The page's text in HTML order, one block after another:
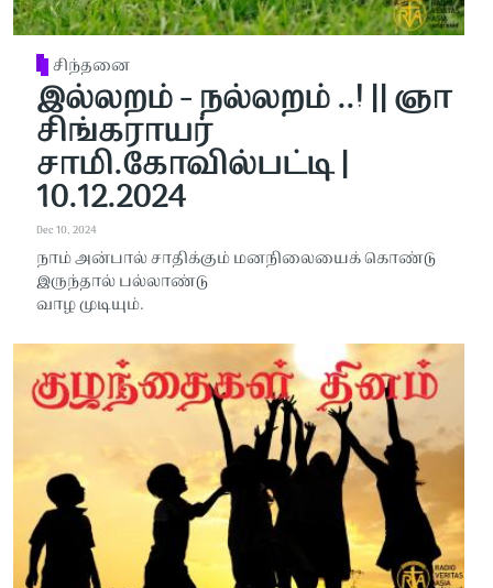
சிந்தனை
இல்லறம் - நல்லறம் ..! || ஞா
சிங்கராயர்
சாமி.கோவில்பட்டி |
10.12.2024
Dec 10, 2024
நாம் அன்பால் சாதிக்கும் மனநிலையைக் கொண்டு
இருந்தால் பல்லாண்டு
வாழ முடியும்.